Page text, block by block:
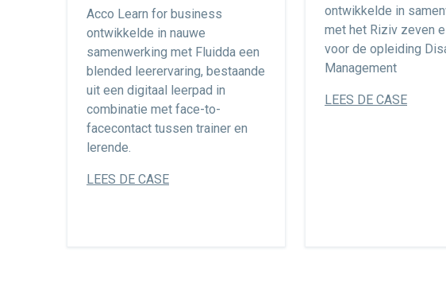
Acco Learn for business
ontwikkelde in nauwe
samenwerking met Fluidda een
blended leerervaring, bestaande
uit een digitaal leerpad in
combinatie met face-to-
facecontact tussen trainer en
lerende.
LEES DE CASE
ontwikkelde in
met het Riziv zeven
voor de opleiding
Management
LEES DE CASE